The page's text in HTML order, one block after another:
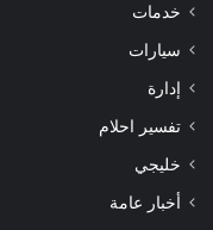
خدمات
سيارات
إدارة
تفسير احلام
خليجي
أخبار عامة